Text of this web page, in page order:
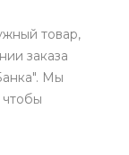
товар,
заказа
Мы